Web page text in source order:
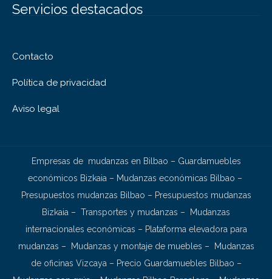
Servicios destacados
Contacto
Política de privacidad
Aviso legal
Empresas de mudanzas en Bilbao – Guardamuebles
económicos Bizkaia – Mudanzas económicas Bilbao –
Presupuestos mudanzas Bilbao – Presupuestos mudanzas
Bizkaia – Transportes y mudanzas –
Mudanzas
internacionales económicas – Plataforma elevadora para
mudanzas – Mudanzas y montaje de muebles –
Mudanzas
de oficinas Vizcaya – Precio Guardamuebles Bilbao –